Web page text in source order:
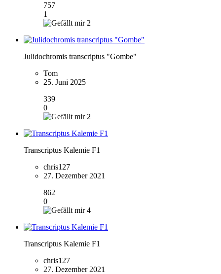
757
1
2
Julidochromis transcriptus "Gombe"
Tom
25. Juni 2025
339
0
2
Transcriptus Kalemie F1
chris127
27. Dezember 2021
862
0
4
Transcriptus Kalemie F1
chris127
27. Dezember 2021